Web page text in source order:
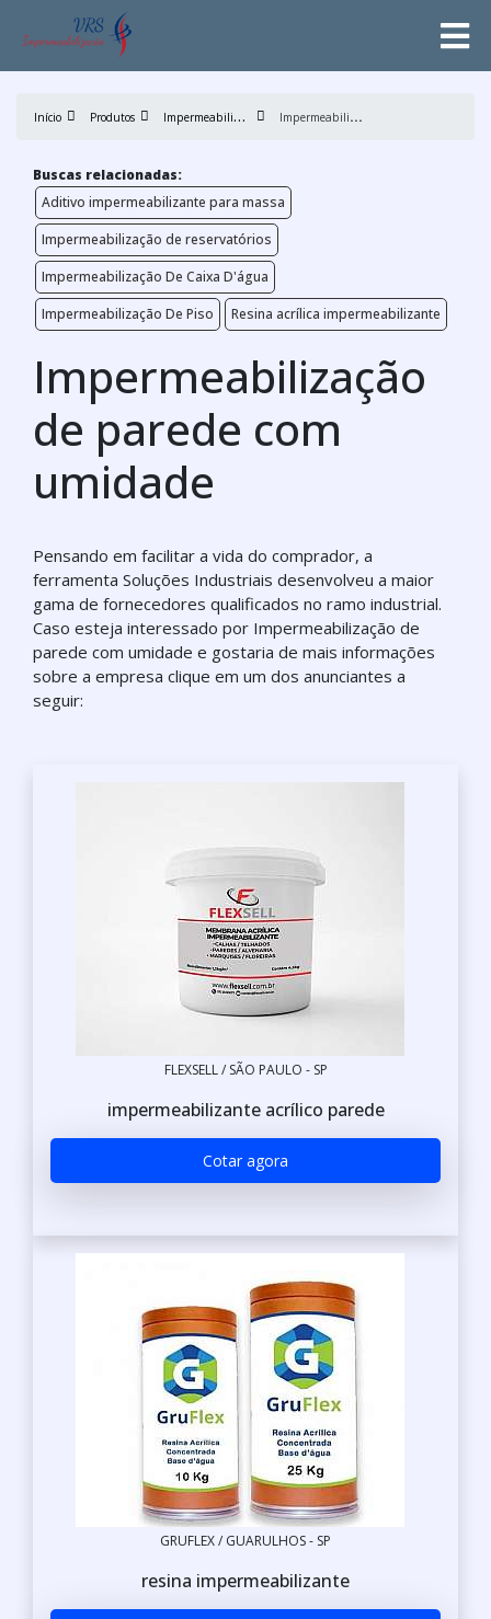
Início Produtos I
mpermeabilização I
mpermeabilização de parede com umidade
Buscas relacionadas:
Aditivo impermeabilizante para massa
Impermeabilização de reservatórios
Impermeabilização De Caixa D'água
Impermeabilização De Piso
Resina acrílica impermeabilizante
Impermeabilização
de parede com
umidade
Pensando em facilitar a vida do comprador, a
ferramenta Soluções Industriais desenvolveu a maior
gama de fornecedores qualificados no ramo industrial.
Caso esteja interessado por Impermeabilização de
parede com umidade e gostaria de mais informações
sobre a empresa clique em um dos anunciantes a
seguir:
FLEXSELL / SÃO PAULO - SP
impermeabilizante acrílico parede
Cotar agora
GRUFLEX / GUARULHOS - SP
resina impermeabilizante